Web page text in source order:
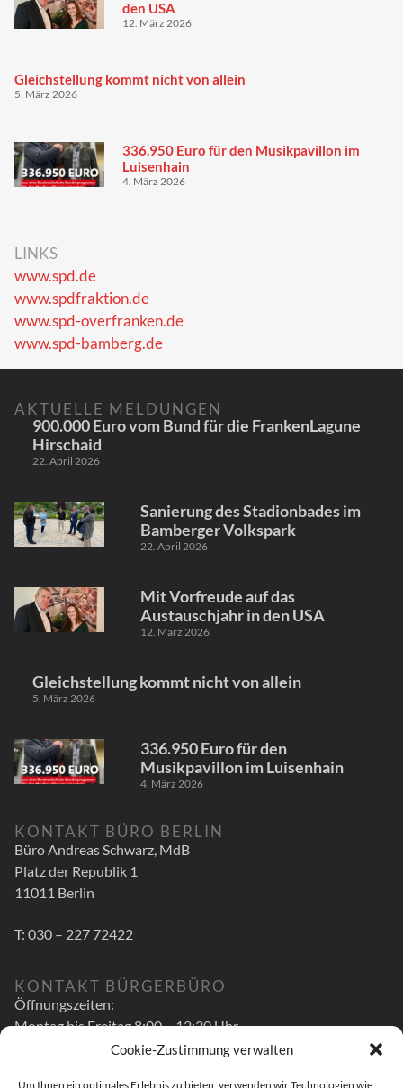
Cookie-Zustimmung verwalten
Um Ihnen ein optimales Erlebnis zu bieten, verwenden wir Technologien wie
den USA
12. März 2026
Gleichstellung kommt nicht von allein
5. März 2026
336.950 Euro für den Musikpavillon im
Luisenhain
4. März 2026
LINKS
www.spd.de
www.spdfraktion.de
www.spd-overfranken.de
www.spd-bamberg.de
AKTUELLE MELDUNGEN
900.000 Euro vom Bund für die FrankenLagune
Hirschaid
22. April 2026
Sanierung des Stadionbades im
Bamberger Volkspark
22. April 2026
Mit Vorfreude auf das
Austauschjahr in den USA
12. März 2026
Gleichstellung kommt nicht von allein
5. März 2026
336.950 Euro für den
Musikpavillon im Luisenhain
4. März 2026
KONTAKT BÜRO BERLIN
Büro Andreas Schwarz, MdB
Platz der Republik 1
11011 Berlin
T: 030 – 227 72422
KONTAKT BÜRGERBÜRO
Öffnungszeiten:
Montag bis Freitag 8:00 – 12:30 Uhr